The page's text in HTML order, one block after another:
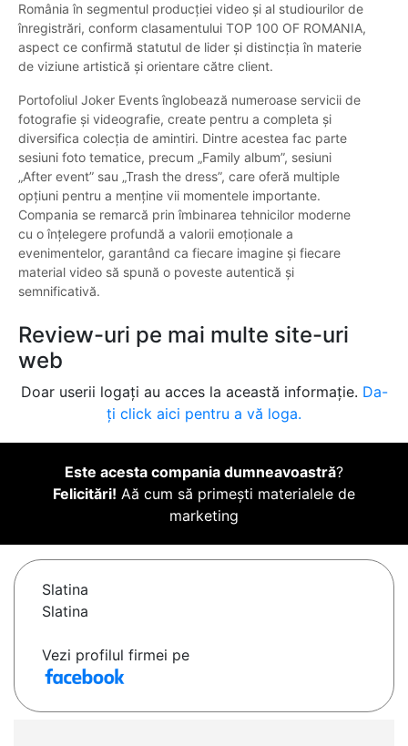
România în segmentul producției video și al studiourilor de
înregistrări, conform clasamentului TOP 100 OF ROMANIA,
aspect ce confirmă statutul de lider și distincția în materie
de viziune artistică și orientare către client.
Portofoliul Joker Events înglobează numeroase servicii de
fotografie și videografie, create pentru a completa și
diversifica colecția de amintiri. Dintre acestea fac parte
sesiuni foto tematice, precum „Family album”, sesiuni
„After event” sau „Trash the dress”, care oferă multiple
opțiuni pentru a menține vii momentele importante.
Compania se remarcă prin îmbinarea tehnicilor moderne
cu o înțelegere profundă a valorii emoționale a
evenimentelor, garantând ca fiecare imagine și fiecare
material video să spună o poveste autentică și
semnificativă.
Review-uri pe mai multe site-uri
web
Doar userii logați au acces la această informație. Da-
ți click aici pentru a vă loga.
Este acesta compania dumneavoastră?
Felicitări! Aă cum să primești materialele de
marketing
Slatina
Slatina
Vezi profilul firmei pe